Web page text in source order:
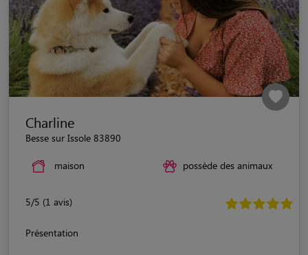
Charline
Besse sur Issole 83890
maison possède des animaux
5/5 (1 avis)
Présentation